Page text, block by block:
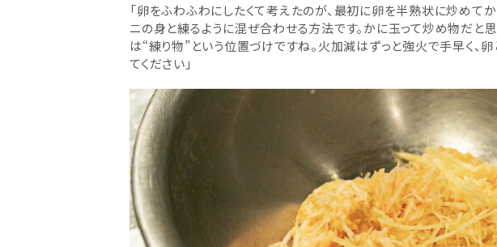
「卵をふわふわにしたくて考えたのが、最初に卵を半熟状に炒めて
ニの身と練るように混ぜ合わせる方法です。かに玉って炒め物だと
は“練り物”という位置づけですね。火加減はずっと強火で手早く、
てください」